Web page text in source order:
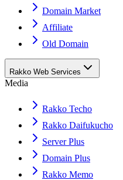
Domain Market
Affiliate
Old Domain
Rakko Web Services
Media
Rakko Techo
Rakko Daifukucho
Server Plus
Domain Plus
Rakko Memo